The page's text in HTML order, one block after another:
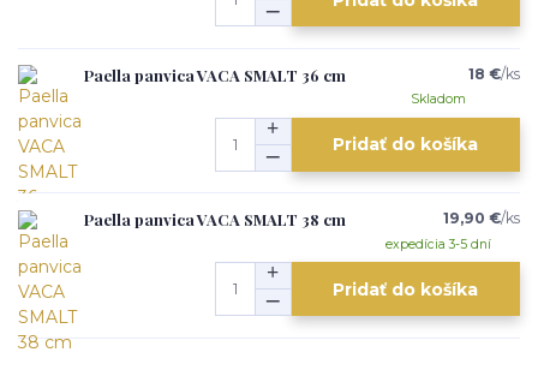
Paella panvica VACA SMALT 36 cm 18 €/ks
Skladom
Pridať do košíka
Paella panvica VACA SMALT 38 cm 19,90 €/ks
expedícia 3-5 dní
Pridať do košíka